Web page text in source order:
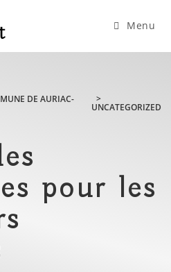
Menu
DE AURIAC- >
UNCATEGORIZED
pour les